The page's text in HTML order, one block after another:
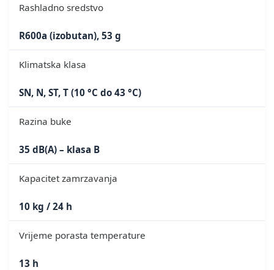
Rashladno sredstvo
R600a (izobutan), 53 g
Klimatska klasa
SN, N, ST, T (10 °C do 43 °C)
Razina buke
35 dB(A) – klasa B
Kapacitet zamrzavanja
10 kg / 24 h
Vrijeme porasta temperature
13 h